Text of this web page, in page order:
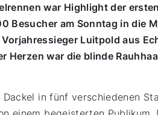
war Highlight der
Besucher am Sonntag in die
Luitpold aus
war die blinde
in fünf verschiedenen